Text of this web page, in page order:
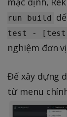
run build
test -
nghiệm đơn
Để xây dựng
từ menu